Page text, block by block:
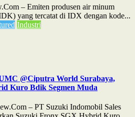
– Emiten produsen air minum
yang tercatat di IDX dengan kode...
Industri
@Ciputra World Surabaya,
Kuro Bdik Segmen Muda
– PT Suzuki Indomobil Sales